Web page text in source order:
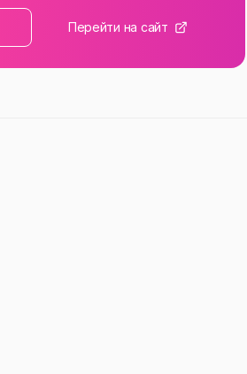
Перейти на сайт